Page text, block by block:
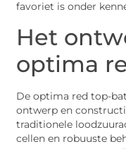
favoriet is onder
Het
optima
De optima red top-
ontwerp en
traditionele
cellen en robuuste